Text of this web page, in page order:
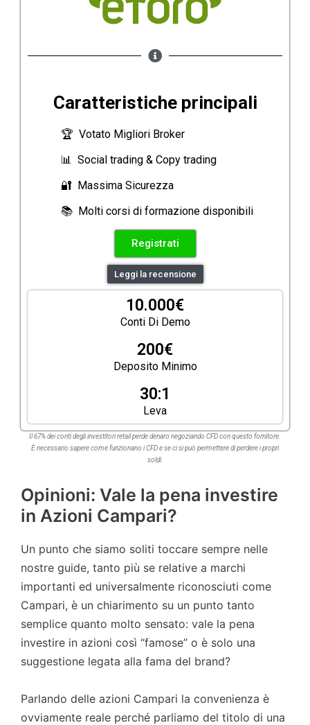
Caratteristiche principali
🏆 Votato Migliori Broker
📊 Social trading & Copy trading
🔐 Massima Sicurezza
📚 Molti corsi di formazione disponibili
Registrati
Leggi la recensione
10.000€
Conti Di Demo
200€
Deposito Minimo
30:1
Leva
Il 67% dei conti degli investitori retail perde denaro negoziando CFD con questo fornitore.
È necessario sapere come funzionano i CFD e se ci si può permettere di perdere i propri
soldi.
Opinioni: Vale la pena investire
in Azioni Campari?
Un punto che siamo soliti toccare sempre nelle
nostre guide, tanto più se relative a marchi
importanti ed universalmente riconosciuti come
Campari, è un chiarimento su un punto tanto
semplice quanto molto sensato: vale la pena
investire in azioni così “famose” o è solo una
suggestione legata alla fama del brand?
Parlando delle azioni Campari la convenienza è
ovviamente reale perché parliamo del titolo di una